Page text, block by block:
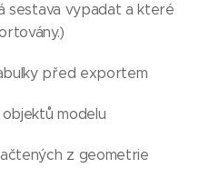
sestava vypadat a které
před exportem
modelu
z geometrie